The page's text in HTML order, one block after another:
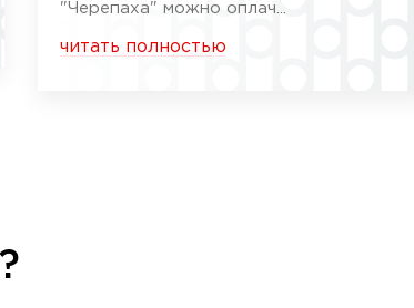
"Черепаха" можно оплач...
читать полностью